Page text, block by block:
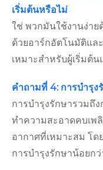
เริ่มต้นหรือไม่
ใช่ พวกมันใช้งานง่า
ด้วยอาร์กอัตโนมัติแล
เหมาะสำหรับผู้เริ่มต้
คำถามที่ 4: การบำรุง
การบำรุงรักษารวมถึ
ทำความสะอาดคบเพ
อากาศที่เหมาะสม โด
การบำรุงรักษาน้อยก